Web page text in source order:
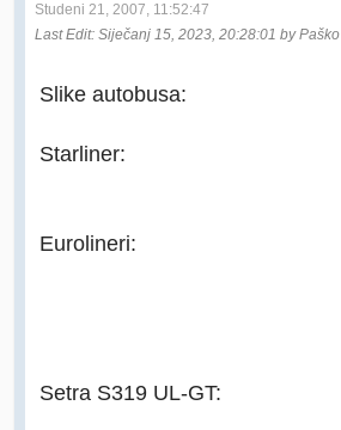
Studeni 21, 2007, 11:52:47
Last Edit: Siječanj 15, 2023, 20:28:01 by Paško
Slike autobusa:
Starliner:
Eurolineri:
Setra S319 UL-GT: